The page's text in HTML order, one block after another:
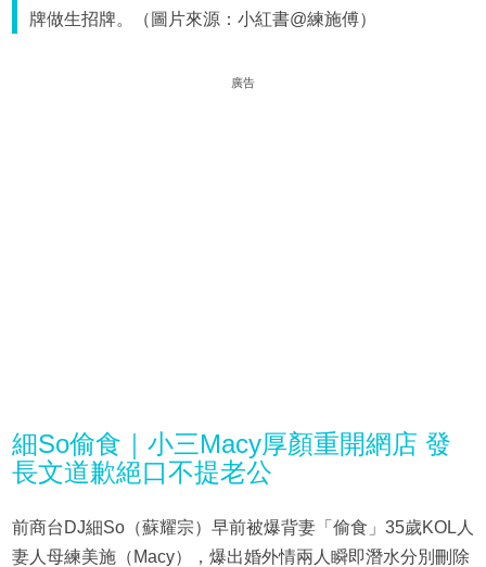
牌做生招牌。（圖片來源：小紅書@練施傅）
廣告
細So偷食｜小三Macy厚顏重開網店 發
長文道歉絕口不提老公
前商台DJ細So（蘇耀宗）早前被爆背妻「偷食」35歲KOL人
妻人母練美施（Macy），爆出婚外情兩人瞬即潛水分別刪除